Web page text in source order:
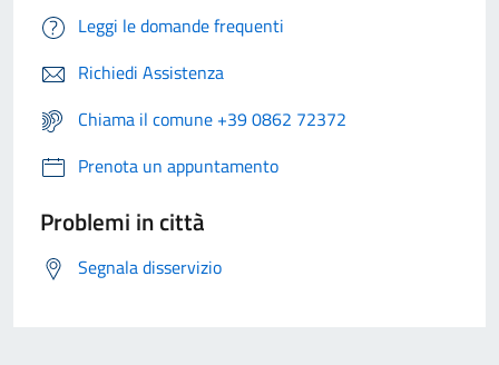
Leggi le domande frequenti
Richiedi Assistenza
Chiama il comune +39 0862 72372
Prenota un appuntamento
Problemi in città
Segnala disservizio